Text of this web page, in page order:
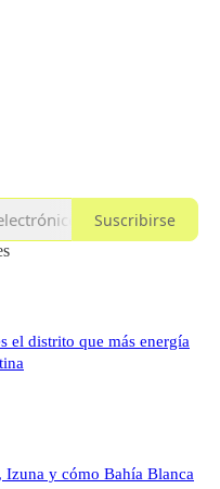
Suscribirse
el distrito que más energía
Izuna y cómo Bahía Blanca